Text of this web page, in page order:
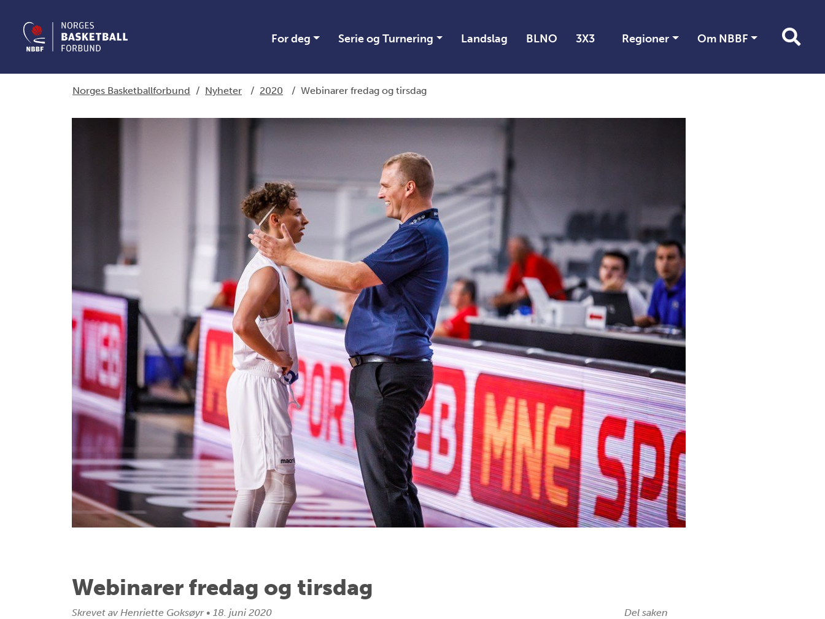
For deg Serie og Turnering Landslag BLNO 3X3 Regioner Om NBBF
Norges Basketballforbund / Nyheter / 2020 / Webinarer fredag og tirsdag
Webinarer fredag og tirsdag
Skrevet av Henriette Goksøyr • 18. juni 2020 Del saken